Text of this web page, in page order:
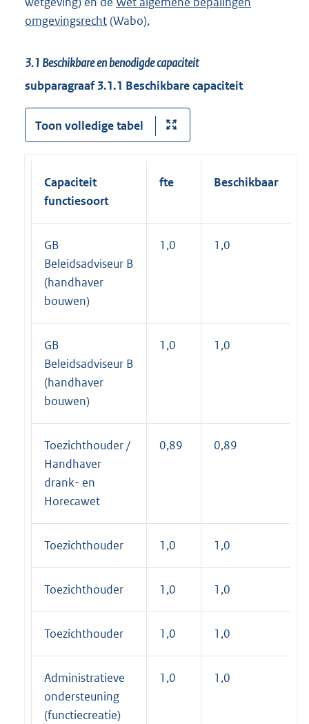
omgevingsrecht(Wabo),
3.1 Beschikbare en benodigde capaciteit
subparagraaf 3.1.1 Beschikbare capaciteit
Toon volledige tabel
Capaciteit
functiesoort
fte Beschikbaar
GB
Beleidsadviseur B
(handhaver
bouwen)
1,0 1,0
GB
Beleidsadviseur B
(handhaver
bouwen)
1,0 1,0
Toezichthouder /
Handhaver
drank- en
Horecawet
0,89 0,89
Toezichthouder 1,0 1,0
Toezichthouder 1,0 1,0
Toezichthouder 1,0 1,0
Administratieve
ondersteuning
(functiecreatie)
1,0 1,0